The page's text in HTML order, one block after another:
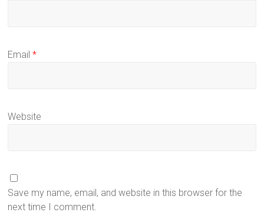
Email*
Website
Save my name, email, and website in this browser for the
next time I comment.